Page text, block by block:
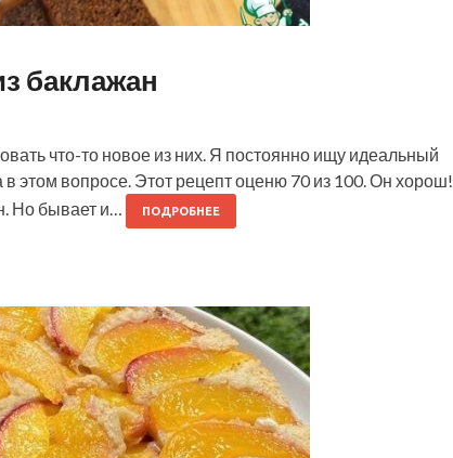
баклажан
что-то новое из них. Я постоянно ищу идеальный
этом вопросе. Этот рецепт оценю 70 из 100. Он хорош!
Но бывает и…
ПОДРОБНЕЕ